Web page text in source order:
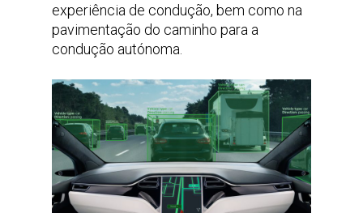
experiência de condução, bem como na
pavimentação do caminho para a
condução autónoma.